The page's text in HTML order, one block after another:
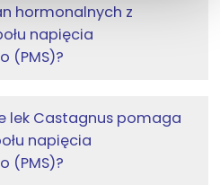
hormonalnych z
napięcia
(PMS)?
lek Castagnus pomaga
napięcia
(PMS)?